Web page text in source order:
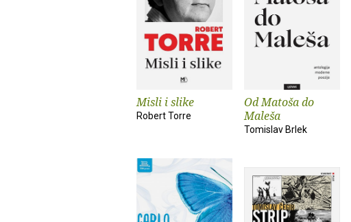
Misli i slike
Robert Torre
Od Matoša do
Maleša
Tomislav Brlek